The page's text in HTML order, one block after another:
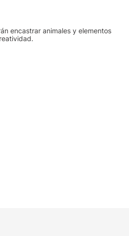
encastrar animales y elementos